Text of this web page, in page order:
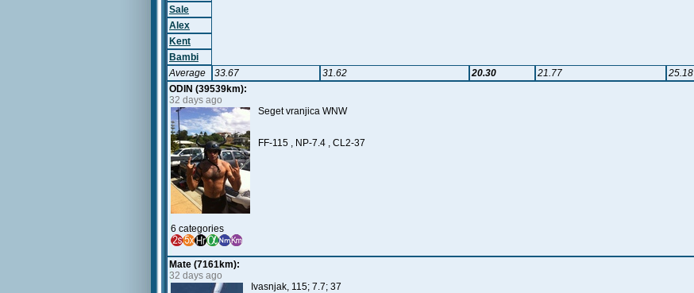
Sale
Alex
Kent
Bambi
Average
33.67 31.62 20.30 21.77 25.18
ODIN (39539km):
32 days ago
6 categories
Seget vranjica WNW
FF-115 , NP-7.4 , CL2-37
Mate (7161km):
32 days ago
Ivasnjak, 115; 7.7; 37